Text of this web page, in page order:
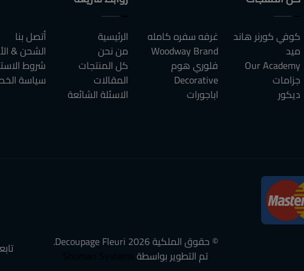
كوفي كورنر هاند
ميد
Our Academy
جزامات
ديكور
غرفه سفره كامله
Woodway Brand
فلوري هوم
Decorative
اباجورات
الرئيسية
من نحن
كل المنتجات
المقالات
الاسئلة الشائعة
أتصل بنا
الشحن &
شروط
سياسة
© حقوق الملكية2026
تم التطوير بواسطة